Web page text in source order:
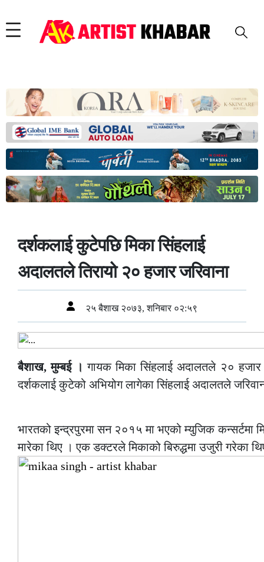
दर्शकलाई कुटेपछि मिका सिंहलाई
अदालतले तिरायो २० हजार जरिवाना
२५ बैशाख २०७३, शनिबार ०२:५९
बैशाख, मुम्बई । गायक मिका सिंहलाई अदालतले २० हजार
दर्शकलाई कुटेको अभियोग लागेका सिंहलाई अदालतले
भारतको इन्द्रपुरमा सन २०१५ मा भएको म्युजिक कन्सर्टमा
मारेका थिए । एक डक्टरले मिकाको बिरुद्धमा उजुरी गरेका